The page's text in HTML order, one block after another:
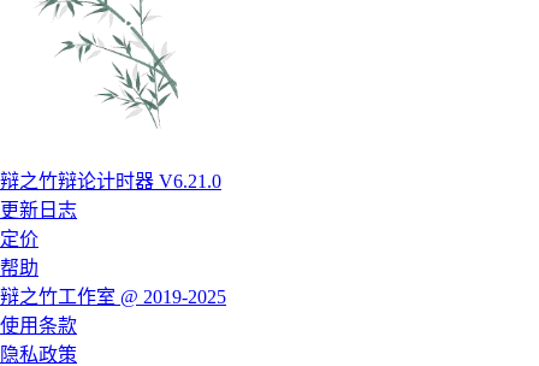
辩之竹辩论计时器 V6.21.0
更新日志
定价
帮助
辩之竹工作室 @ 2019-2025
使用条款
隐私政策